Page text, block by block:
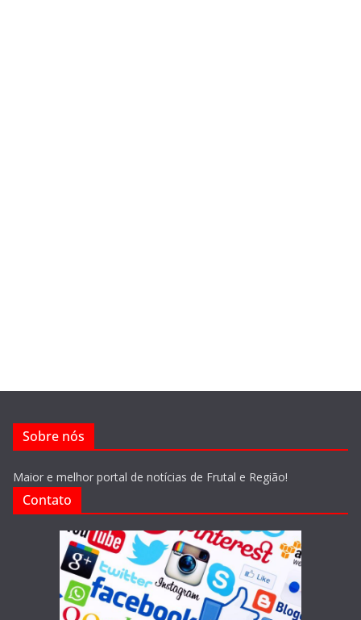
Sobre nós
Maior e melhor portal de notícias de Frutal e Região!
Contato